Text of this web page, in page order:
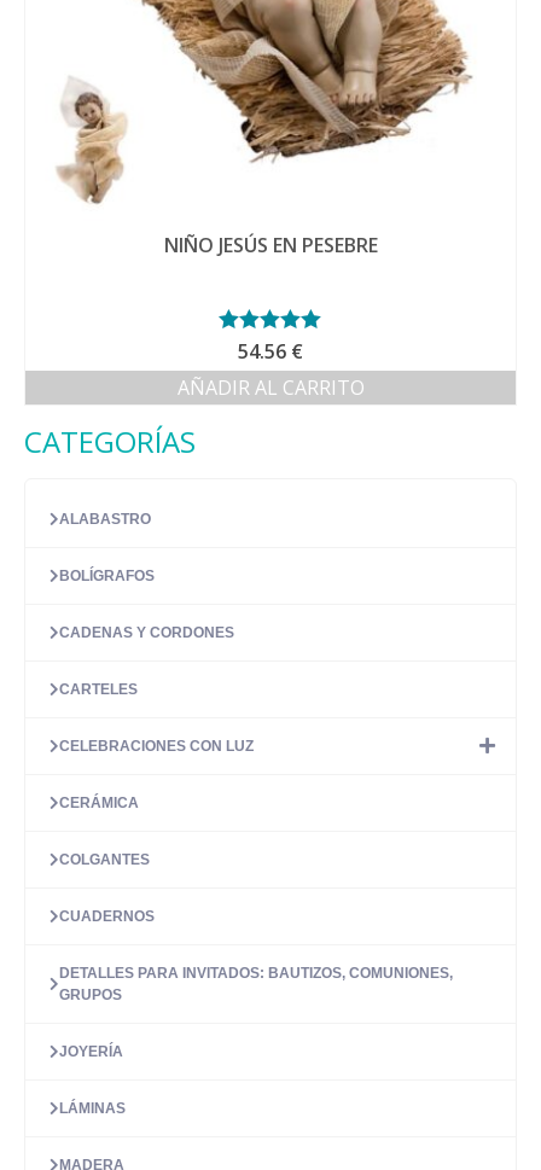
NIÑO JESÚS EN PESEBRE
Valorado con
5.00de 5
54.56 €
AÑADIR AL CARRITO
CATEGORÍAS
ALABASTRO
BOLÍGRAFOS
CADENAS Y CORDONES
CARTELES
CELEBRACIONES CON LUZ
CERÁMICA
COLGANTES
CUADERNOS
DETALLES PARA INVITADOS: BAUTIZOS, COMUNIONES,
GRUPOS
JOYERÍA
LÁMINAS
MADERA